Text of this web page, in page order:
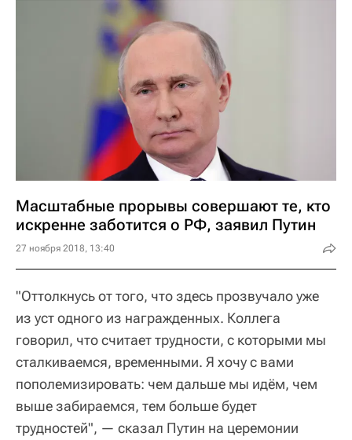
Масштабные прорывы совершают те, кто
искренне заботится о РФ, заявил Путин
27 ноября 2018, 13:40
"Оттолкнусь от того, что здесь прозвучало уже
из уст одного из награжденных. Коллега
говорил, что считает трудности, с которыми мы
сталкиваемся, временными. Я хочу с вами
пополемизировать: чем дальше мы идём, чем
выше забираемся, тем больше будет
трудностей", — сказал Путин на церемонии